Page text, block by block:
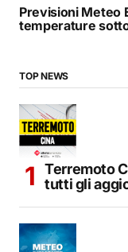
Previsioni Meteo
temperature
TOP NEWS
Terremoto
tutti gli